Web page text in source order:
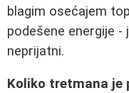
blagim osećajem
podešene energije
neprijatni.
Koliko tretmana je